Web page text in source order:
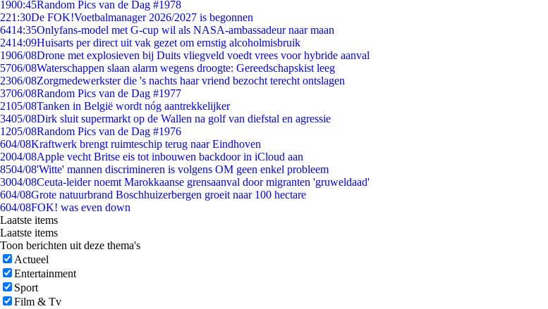
1900:45Random Pics van de Dag #1978
221:30De FOK!Voetbalmanager 2026/2027 is begonnen
6414:35Onlyfans-model met G-cup wil als NASA-ambassadeur naar maan
2414:09Huisarts per direct uit vak gezet om ernstig alcoholmisbruik
1906/08Drone met explosieven bij Duits vliegveld voedt vrees voor hybride aanval
5706/08Waterschappen slaan alarm wegens droogte: Gereedschapskist leeg
2306/08Zorgmedewerkster die 's nachts haar vriend bezocht terecht ontslagen
3706/08Random Pics van de Dag #1977
2105/08Tanken in België wordt nóg aantrekkelijker
3405/08Dirk sluit supermarkt op de Wallen na golf van diefstal en agressie
1205/08Random Pics van de Dag #1976
604/08Kraftwerk brengt ruimteschip terug naar Eindhoven
2004/08Apple vecht Britse eis tot inbouwen backdoor in iCloud aan
8504/08'Witte' mannen discrimineren is volgens OM geen enkel probleem
3004/08Ceuta-leider noemt Marokkaanse grensaanval door migranten 'gruweldaad'
604/08Grote natuurbrand Boschhuizerbergen groeit naar 100 hectare
604/08FOK! was even down
Laatste items
Laatste items
Toon berichten uit deze thema's
Actueel
Entertainment
Sport
Film & Tv